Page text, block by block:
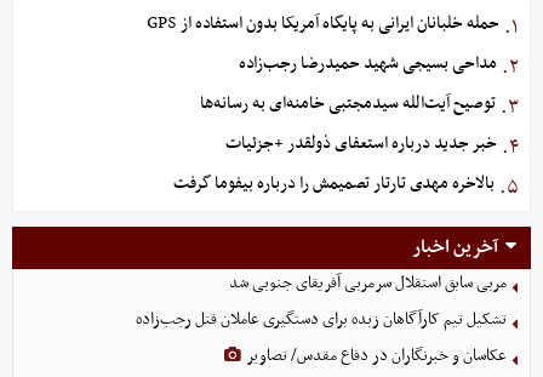
۱. حمله خلبانان ایرانی به پایگاه آمریکا بدون استفاده از GPS
۲. مداحی بسیجی شهید حمیدرضا رجب‌زاده
۳. توصیح آیت‌الله سیدمجتبی خامنه‌ای به رسانه‌ها
۴. خبر جدید درباره استعفای ذولقدر +جزئیات
۵. بالاخره مهدی تارتار تصمیمش را درباره بیفوما گرفت
آخرین اخبار
مربی سابق استقلال سرمربی آفریقای جنوبی شد
تشکیل تیم کارآگاهان زبده برای دستگیری عاملان قتل رجب‌زاده
عکاسان و خبرنگاران در دفاع مقدس/ تصاویر